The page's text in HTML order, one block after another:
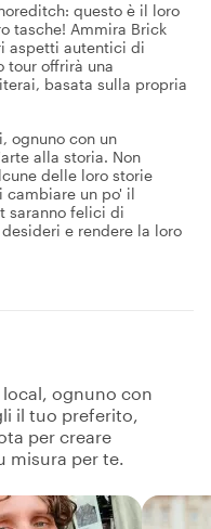
questo è il loro
tasche! Ammira Brick
aspetti autentici di
tour offrirà una
basata sulla propria
ognuno con un
alla storia. Non
delle loro storie
cambiare un po' il
saranno felici di
e rendere la loro
ognuno con
il tuo preferito,
per creare
misura per te.